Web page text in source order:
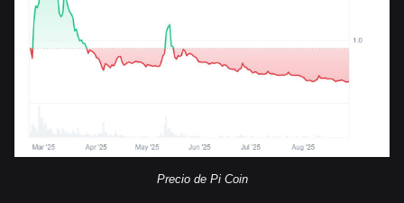
Precio de Pi Coin